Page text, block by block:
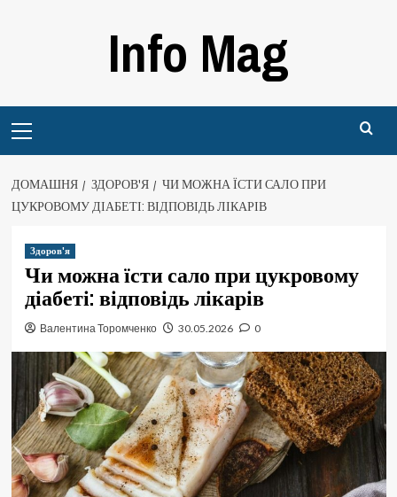
Info Mag
Menu
ДОМАШНЯ ЗДОРОВ'Я
ЧИ МОЖНА ЇСТИ САЛО ПРИ
ЦУКРОВОМУ ДІАБЕТІ: ВІДПОВІДЬ ЛІКАРІВ
Здоров'я
Чи можна їсти сало при цукровому
діабеті: відповідь лікарів
Валентина Торомченко 30.05.2026 0